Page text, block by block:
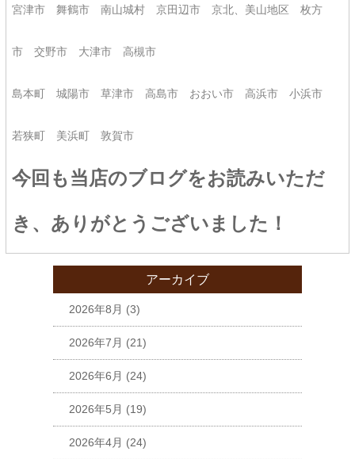
宮津市 舞鶴市 南山城村 京田辺市 京北、美山地区 枚方
市 交野市 大津市 高槻市
島本町 城陽市 草津市 高島市 おおい市 高浜市 小浜市
若狭町 美浜町 敦賀市
今回も当店のブログをお読みいただ
き、ありがとうございました！
アーカイブ
2026年8月 (3)
2026年7月 (21)
2026年6月 (24)
2026年5月 (19)
2026年4月 (24)